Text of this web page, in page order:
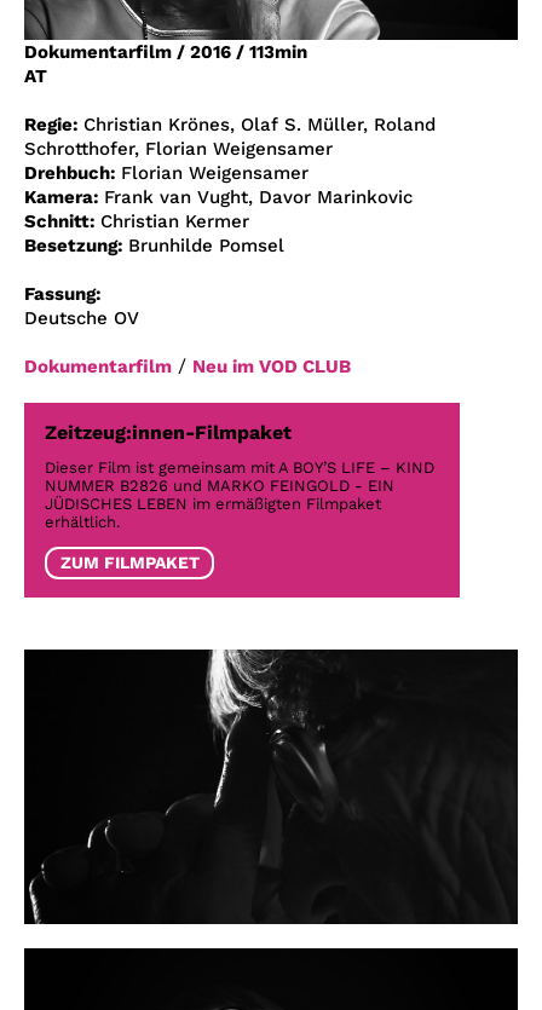
Account
Suche
Dokumentarfilm / 2016 / 113min
AT
Regie: Christian Krönes, Olaf S. Müller, Roland
Schrotthofer, Florian Weigensamer
Drehbuch: Florian Weigensamer
Kamera: Frank van Vught, Davor Marinkovic
Schnitt: Christian Kermer
Besetzung: Brunhilde Pomsel
Fassung:
Deutsche OV
Dokumentarfilm / Neu im VOD CLUB
Zeitzeug:innen-Filmpaket
Dieser Film ist gemeinsam mit A BOY’S LIFE – KIND
NUMMER B2826 und MARKO FEINGOLD - EIN
JÜDISCHES LEBEN im ermäßigten Filmpaket
erhältlich.
ZUM FILMPAKET